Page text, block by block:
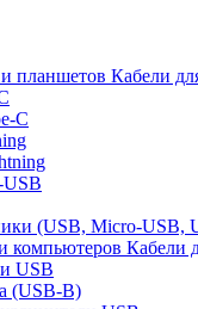
Кабели
C
(USB, Micro-USB,
Кабели
USB
(USB-B)